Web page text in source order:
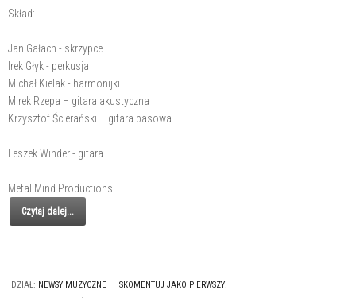
Skład:
Jan Gałach - skrzypce
Irek Głyk - perkusja
Michał Kielak - harmonijki
Mirek Rzepa – gitara akustyczna
Krzysztof Ścierański – gitara basowa
Leszek Winder - gitara
Metal Mind Productions
Czytaj dalej...
DZIAŁ: NEWSY MUZYCZNE
SKOMENTUJ JAKO PIERWSZY!